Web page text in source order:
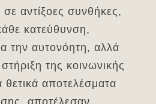
αντίξοες συνθήκες,
κατεύθυνση,
την αυτονόητη, αλλά
της κοινωνικής
θετικά αποτελέσματα
αποτέλεσαν